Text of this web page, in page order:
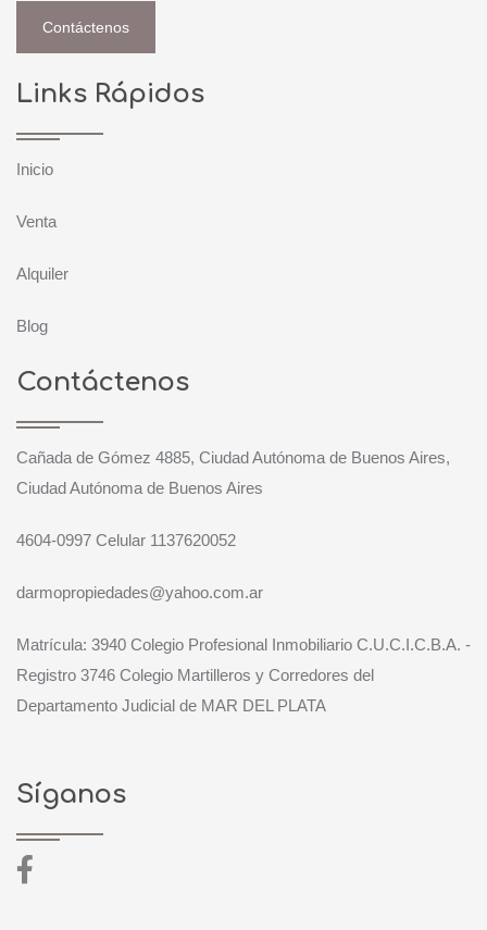
Contáctenos
Links Rápidos
Inicio
Venta
Alquiler
Blog
Contáctenos
Cañada de Gómez 4885, Ciudad Autónoma de Buenos Aires,
Ciudad Autónoma de Buenos Aires
4604-0997 Celular 1137620052
darmopropiedades@yahoo.com.ar
Matrícula: 3940 Colegio Profesional Inmobiliario C.U.C.I.C.B.A. -
Registro 3746 Colegio Martilleros y Corredores del
Departamento Judicial de MAR DEL PLATA
Síganos